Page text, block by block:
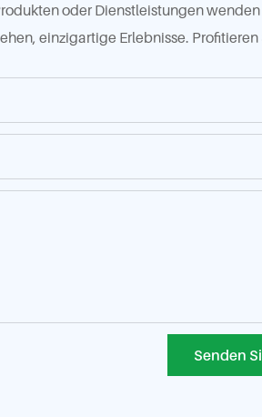
oder Dienstleistungen
einzigartige Erlebnisse.
Senden